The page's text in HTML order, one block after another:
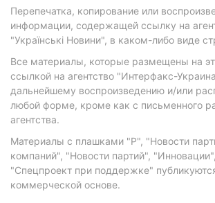
Перепечатка, копирование или
информации, содержащей ссылку на
"Українські Новини", в каком-либо виде
Все материалы, которые размещены на
ссылкой на агентство "Интерфакс-
дальнейшему воспроизведению и/или
любой форме, кроме как с письменного
агентства.
Материалы с плашками "Р", "Новости
компаний", "Новости партий",
"Спецпроект при поддержке"
коммерческой основе.